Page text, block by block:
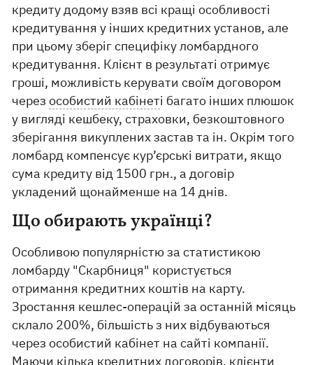
кредиту додому взяв всі кращі особливості
кредитування у інших кредитних установ, але
при цьому зберіг специфіку ломбардного
кредитування. Клієнт в результаті отримує
гроші, можливість керувати своїм договором
черезособистий кабінеті багато інших плюшок
у вигляді кешбеку, страховки, безкоштовного
зберігання викуплених застав та ін. Окрім того
ломбард компенсує кур’єрські витрати, якщо
сума кредиту від 1500 грн., а договір
укладений щонайменше на 14 днів.
Що обирають українці?
Особливою популярністю за статистикою
ломбарду "Скарбниця" користується
отримання кредитних коштів на карту.
Зростання кешлес-операцій за останній місяць
склало 200%, більшість з них відбуваються
через особистий кабінет на сайті компанії.
Маючи кілька кредитних договорів, клієнти